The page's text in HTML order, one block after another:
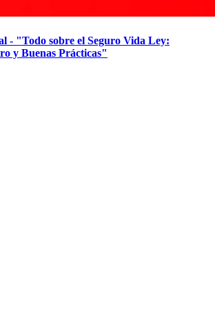
- "Todo sobre el Seguro Vida Ley:
y Buenas Prácticas"